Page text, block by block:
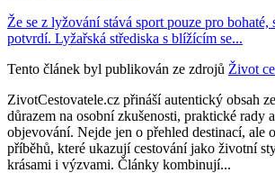
Že se z lyžování stává sport pouze pro bohaté,
potvrdí. Lyžařská střediska s blížícím se...
Tento článek byl publikován ze zdrojů Život
ZivotCestovatele.cz přináší autentický obsah
důrazem na osobní zkušenosti, praktické rady
objevování. Nejde jen o přehled destinací, ale
příběhů, které ukazují cestování jako životní
krásami i výzvami. Články kombinují...